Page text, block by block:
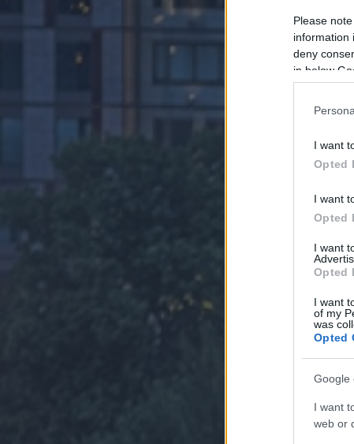
Please
information
deny
in below
I want
Opted
I want
Opted
I want
Opted
I want
of my
was
Opted
Google
I want
web or